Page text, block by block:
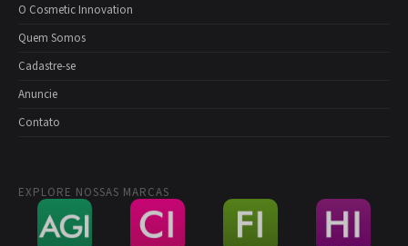
O Cosmetic Innovation
Quem Somos
Cadastre-se
Anuncie
Contato
EXPLORE NOSSAS MARCAS